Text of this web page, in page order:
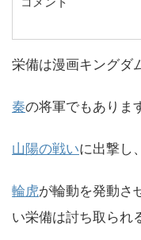
栄備は漫画キングダ
秦の将軍でもありま
山陽の戦いに出撃し
輪虎が輪動を発動さ
い栄備は討ち取られ